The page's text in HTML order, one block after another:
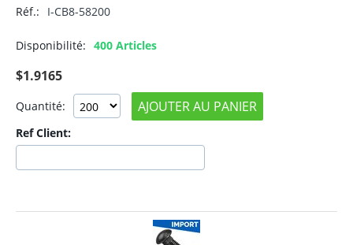
Réf.:
I-CB8-58200
Disponibilité: 400 Articles
$1.9165
Quantité: AJOUTER AU PANIER
Ref Client: